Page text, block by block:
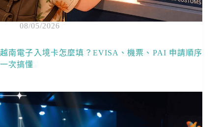
08/05/2026
越南電子入境卡怎麼填？EVISA、機票、PAI 申請順序
一次搞懂